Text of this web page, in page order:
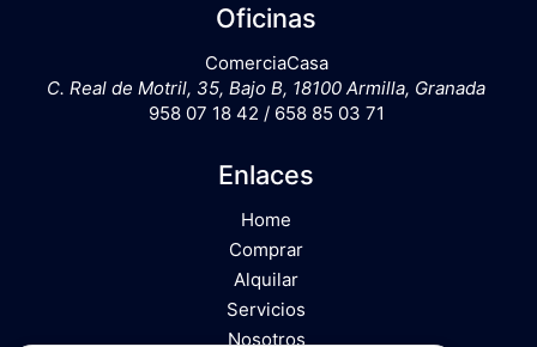
Enlaces
Home
Comprar
Alquilar
Servicios
Nosotros
Oficinas
ComerciaCasa
C. Real de Motril, 35, Bajo B, 18100 Armilla, Granada
958 07 18 42 / 658 85 03 71